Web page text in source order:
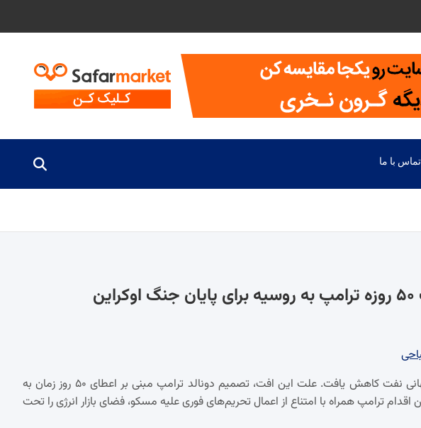
تماس با ما
در معاملات روز سه‌شنبه بازار آسیا، قیمت جهانی نفت کاهش یافت. علت این افت، تصمیم دونالد ترامپ مبنی بر اعطای ۵۰ روز زمان به
ترامپ همراه با امتناع از اعمال تحریم‌های فوری علیه مسکو، فضای بازار انرژی را تحت